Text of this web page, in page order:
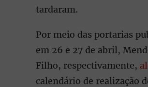
tardaram.
Por meio das portarias
em 26 e 27 de abril,
Filho, respectivamente,
calendário de realização